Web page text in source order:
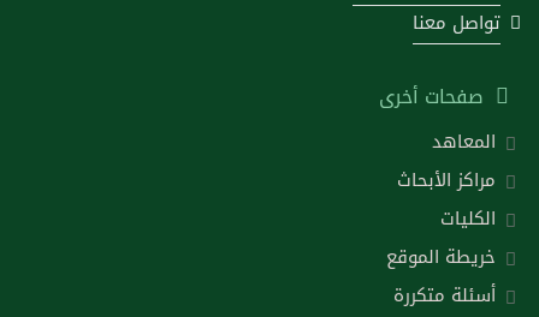
تواصل معنا
صفحات أخرى
المعاهد
مراكز الأبحاث
الكليات
خريطة الموقع
أسئلة متكررة